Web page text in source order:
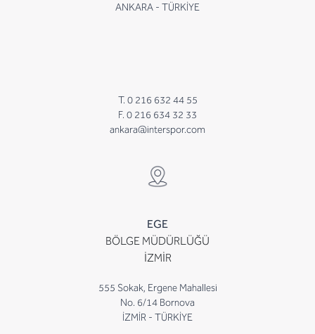
ANKARA - TÜRKİYE
T. 0 216 632 44 55
F. 0 216 634 32 33
ankara@interspor.com
EGE
BÖLGE MÜDÜRLÜĞÜ
İZMİR
555 Sokak, Ergene Mahallesi
No. 6/14 Bornova
İZMİR - TÜRKİYE